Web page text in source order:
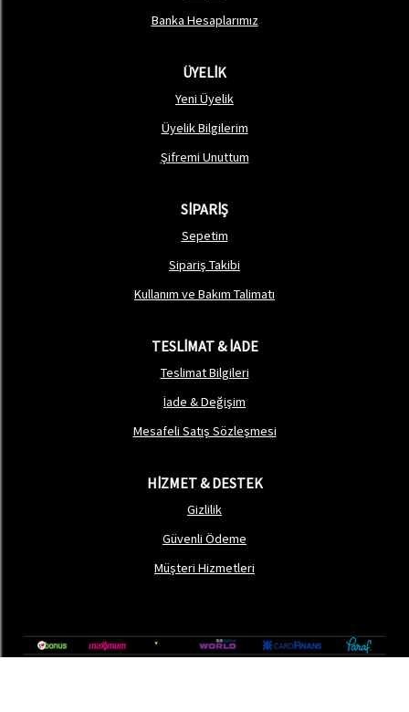
Banka Hesaplarımız
ÜYELİK
Yeni Üyelik
Üyelik Bilgilerim
Şifremi Unuttum
SİPARİŞ
Sepetim
Sipariş Takibi
Kullanım ve Bakım Talimatı
TESLİMAT & İADE
Teslimat Bilgileri
İade & Değişim
Mesafeli Satış Sözleşmesi
HİZMET & DESTEK
Gizlilik
Güvenli Ödeme
Müşteri Hizmetleri